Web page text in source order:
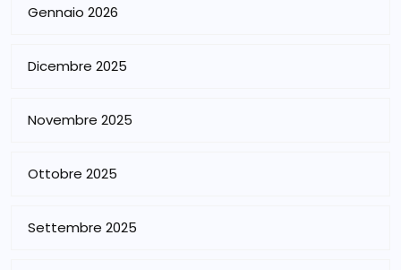
Gennaio 2026
Dicembre 2025
Novembre 2025
Ottobre 2025
Settembre 2025